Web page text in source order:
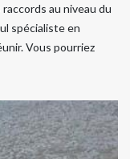
au niveau du
spécialiste en
Vous pourriez